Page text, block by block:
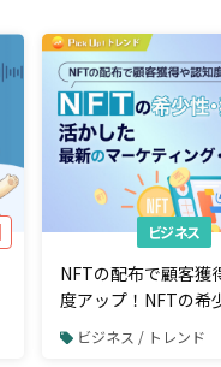
ビジネス
NFTの配布で顧客獲
度アップ！NFTの希
自性を活かした最新
ティング・広告手法
ビジネス / トレンド